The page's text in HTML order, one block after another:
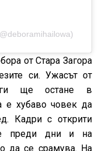
от Стара Загора
си. Ужасът от
ще остане в
е хубаво човек да
Кадри с открити
преди дни и на
да се срамува. На